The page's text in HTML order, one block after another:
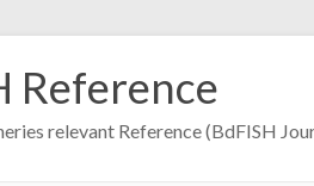
Reference
relevant Reference (BdFISH